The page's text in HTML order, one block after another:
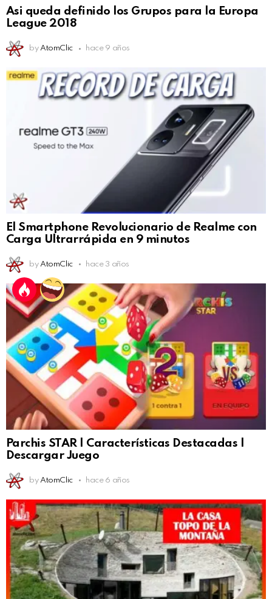
Asi queda definido los Grupos para la Europa
League 2018
by AtomClic hace 9 años
El Smartphone Revolucionario de Realme con
Carga Ultrarrápida en 9 minutos
by AtomClic hace 3 años
Parchis STAR | Características Destacadas |
Descargar Juego
by AtomClic hace 6 años